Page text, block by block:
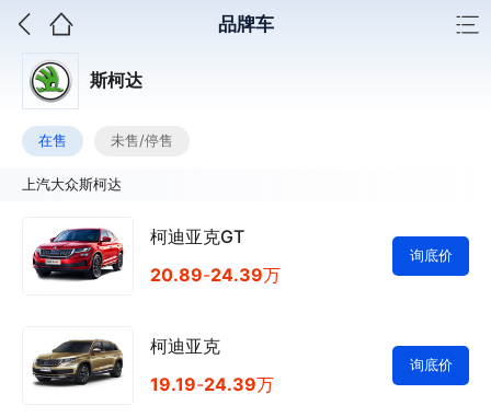
品牌车
斯柯达
在售 未售/停售
上汽大众斯柯达
柯迪亚克GT
20.89-24.39万
询底价
柯迪亚克
19.19-24.39万
询底价